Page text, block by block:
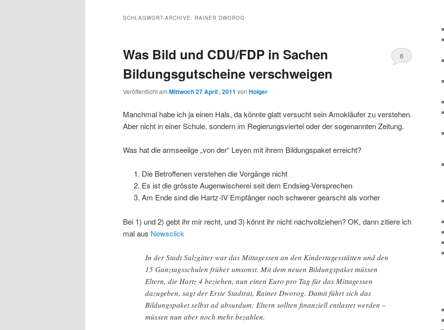
wechseln
SCHLAGWORT-ARCHIVE: RAINER DWOROG
Was Bild und CDU/FDP in Sachen
Bildungsgutscheine verschweigen
Veröffentlicht am Mittwoch 27 April , 2011 von Holger
6
Manchmal habe ich ja einen Hals, da könnte glatt versucht sein Amokläufer zu verstehen.
Aber nicht in einer Schule, sondern im Regierungsviertel oder der sogenannten Zeitung.
Was hat die armseelige „von der“ Leyen mit ihrem Bildungspaket erreicht?
Die Betroffenen verstehen die Vorgänge nicht
Es ist die grösste Augenwischerei seit dem Endsieg-Versprechen
Am Ende sind die Hartz-IV Empfänger noch schwerer gearscht als vorher
Bei 1) und 2) gebt ihr mir recht, und 3) könnt ihr nicht nachvollziehen? OK, dann zitiere ich
mal aus Newsclick
In der Stadt Salzgitter war das Mittagessen an den Kindertagesstätten und den
15 Ganztagsschulen früher umsonst. Mit dem neuen Bildungspaket müssen
Eltern, die Hartz 4 beziehen, nun einen Euro pro Tag für das Mittagessen
dazugeben, sagt der Erste Stadtrat, Rainer Dworog. Damit führt sich das
Bildungspaket selbst ad absurdum: Eltern sollten finanziell entlastet werden –
müssen nun aber noch mehr bezahlen.